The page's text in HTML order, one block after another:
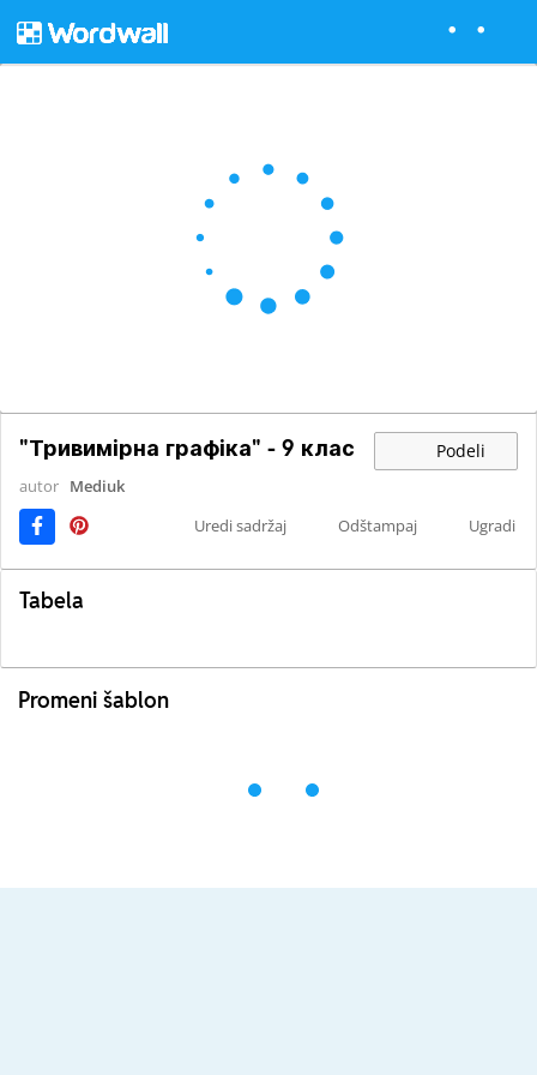
"Тривимірна графіка" - 9 клас Podeli
autor Mediuk
Uredi sadržaj
Odštampaj Ugradi
Tabela
Promeni šablon